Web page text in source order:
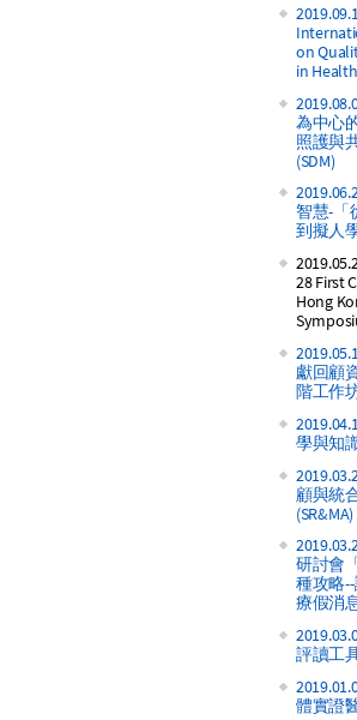
on
in
為中心
照護與
(SDM)
智慧-「
到擬人
28 First
Hong
獻回顧
階工作
學與知
顧與統
研討會
種攻略
療假消
評讀工
體實證